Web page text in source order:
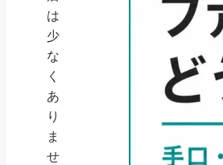
は
少
な
く
あ
り
ま
せ